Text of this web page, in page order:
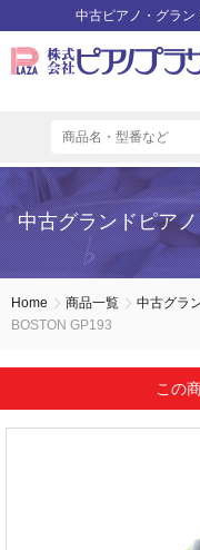
中古ピアノ・グラ
中古グランドピアノ
Home 商品一覧 中古グラ
BOSTON GP193
この